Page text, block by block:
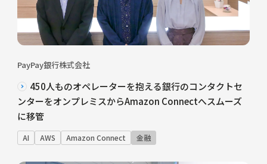
PayPay銀行株式会社
450人ものオペレーターを抱える銀行のコンタクトセ
ンターをオンプレミスからAmazon Connectへスムーズ
に移管
AI AWS Amazon Connect 金融